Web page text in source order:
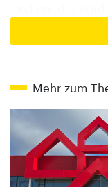
Mehr zum